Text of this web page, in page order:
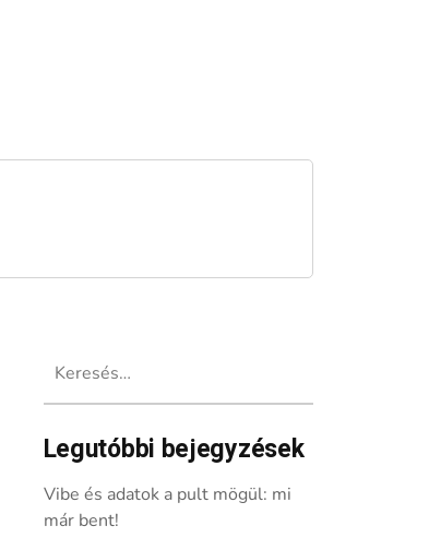
Legutóbbi bejegyzések
Vibe és adatok a pult mögül: mi
már bent!